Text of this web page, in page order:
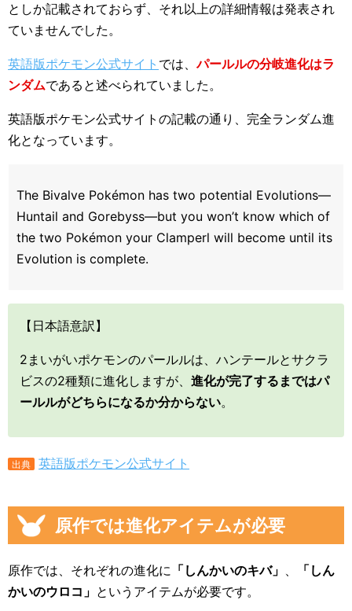
としか記載されておらず、それ以上の詳細情報は発表され
ていませんでした。
英語版ポケモン公式サイト では、パールルの分岐進化はラ
ンダムであると述べられていました。
英語版ポケモン公式サイトの記載の通り、完全ランダム進
化となっています。
The Bivalve Pokémon has two potential Evolutions—
Huntail and Gorebyss—but you won’t know which of
the two Pokémon your Clamperl will become until its
Evolution is complete.
【日本語意訳】
2まいがいポケモンのパールルは、ハンテールとサクラ
ビスの2種類に進化しますが、 進化が完了するまではパ
ールルがどちらになるか分からない。
出典 英語版ポケモン公式サイト
原作では進化アイテムが必要
原作では、それぞれの進化に 「しんかいのキバ」 、
「しん
かいのウロコ」 というアイテムが必要です。